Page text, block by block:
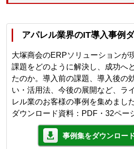
アパレル業界のIT導入事例
大塚商会のERPソリューションが
課題をどのように解決し、成功へ
たのか。導入前の課題、導入後の
い・活用法、今後の展開など、ラ
レル業のお客様の事例を集めました
ダウンロード資料：PDF・32ペー
事例集をダウンロー